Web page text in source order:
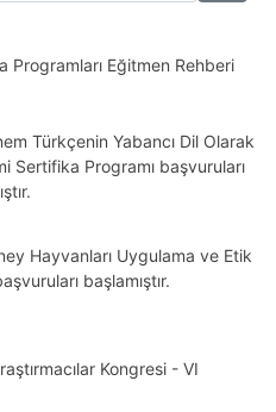
Programları Eğitmen Rehberi
Türkçenin Yabancı Dil Olarak
Sertifika Programı başvuruları
Hayvanları Uygulama ve Etik
başlamıştır.
Kongresi - VI